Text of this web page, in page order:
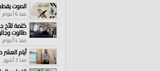
الموت
منذ 6 أعوام
كلمة للأخ
طالوت
منذ 4 أعوام
أيام
منذ 3 أشهر